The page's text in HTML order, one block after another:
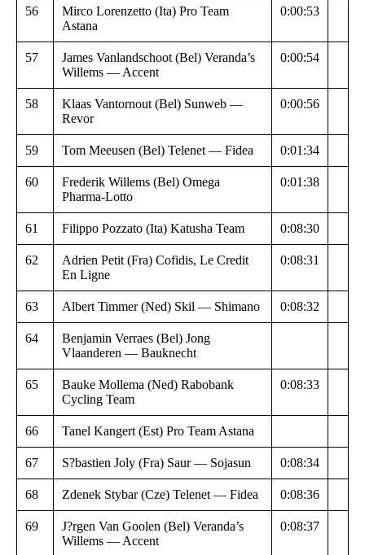
56
Mirco Lorenzetto (Ita) Pro Team
Astana
0:00:53
57
James Vanlandschoot (Bel) Veranda’s
Willems — Accent
0:00:54
58
Klaas Vantornout (Bel) Sunweb —
Revor
0:00:56
59 Tom Meeusen (Bel) Telenet — Fidea 0:01:34
60
Frederik Willems (Bel) Omega
Pharma-Lotto
0:01:38
61 Filippo Pozzato (Ita) Katusha Team 0:08:30
62
Adrien Petit (Fra) Cofidis, Le Credit
En Ligne
0:08:31
63 Albert Timmer (Ned) Skil — Shimano 0:08:32
64
Benjamin Verraes (Bel) Jong
Vlaanderen — Bauknecht
65
Bauke Mollema (Ned) Rabobank
Cycling Team
0:08:33
66 Tanel Kangert (Est) Pro Team Astana
67 S?bastien Joly (Fra) Saur — Sojasun 0:08:34
68 Zdenek Stybar (Cze) Telenet — Fidea 0:08:36
69
J?rgen Van Goolen (Bel) Veranda’s
Willems — Accent
0:08:37